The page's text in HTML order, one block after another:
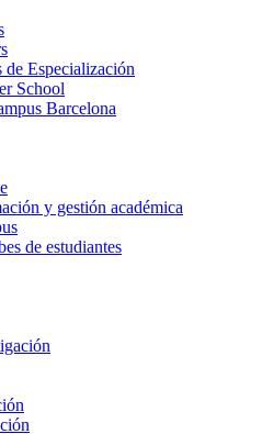
Especialización
School
Barcelona
y gestión académica
de estudiantes